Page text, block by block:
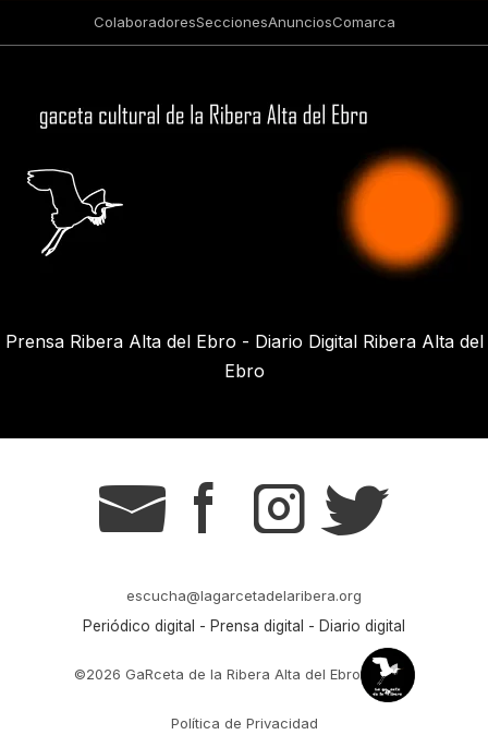
ColaboradoresSeccionesAnunciosComarca
Prensa Ribera Alta del Ebro - Diario Digital Ribera Alta del
Ebro
g s t r
escucha@lagarcetadelaribera.org
Periódico digital - Prensa digital - Diario digital
©2026 GaRceta de la Ribera Alta del Ebro
Política de Privacidad